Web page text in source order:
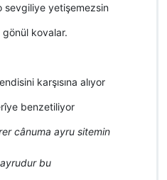
sevgiliye yetişemezsin
gönül kovalar.
karşısına alıyor
benzetiliyor
cânuma ayru sitemin
bu